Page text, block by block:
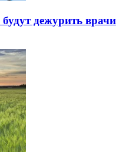
дежурить врачи